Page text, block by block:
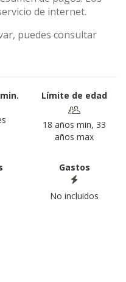
de internet.
puedes consultar
Límite de edad
18 años min, 33
años max
Gastos
No incluidos